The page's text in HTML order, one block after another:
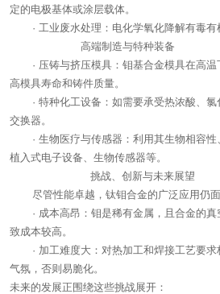
定的电极基体或涂层载体。
· 工业废水处理：电化学氧化降解有毒有
高端制造与特种装备
· 压铸与挤压模具：钼基合金模具在高温
高模具寿命和铸件质量。
· 特种化工设备：如需要承受热浓酸、氯
交换器。
· 生物医疗与传感器：利用其生物相容性
植入式电子设备、生物传感器等。
挑战、创新与未来展望
尽管性能卓越，钛钼合金的广泛应用仍面
· 成本高昂：钼是稀有金属，且合金的真
致成本较高。
· 加工难度大：对热加工和焊接工艺要求
气氛，否则易脆化。
未来的发展正围绕这些挑战展开：